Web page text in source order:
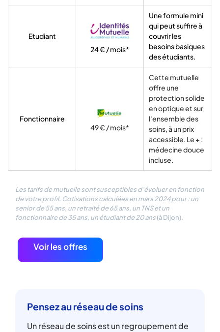
Etudiant
24 € / mois*
Une formule mini
qui peut suffire à
couvrir les
besoins basiques
des étudiants.
Fonctionnaire
49 € / mois*
Cette mutuelle
offre une
protection solide
en optique et sur
l'ensemble des
soins, à un prix
accessible. Le + :
médecine douce
incluse.
Les tarifs de mutuelle sont susceptibles d’évoluer en fonction
de votre profil. Cotisations calculées en mars 2024 pour : un
senior de 55 ans, un retraité de 65 ans, un TNS et un
fonctionnaire de 35 ans, un étudiant de 20 ans(à Dijon).
Voir les offres
Pensez au réseau de soins
Un réseau de soins est un regroupement de